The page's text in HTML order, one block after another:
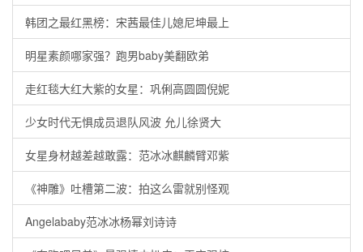
韩团之最红黑榜：宋茜最佳儿媳尼坤最上
明星素颜哪家强？跑男baby美翻欧弟
走红毯大红大紫的女星：巩俐高圆圆倪妮
少女时代无惧成员退队风波 允儿徐贤大
女星身材越差越敢露：范冰冰麒麟臂邓紫
《神雕》吐槽第二波：拍这么雷就别怪观
Angelababy范冰冰杨幂刘诗诗